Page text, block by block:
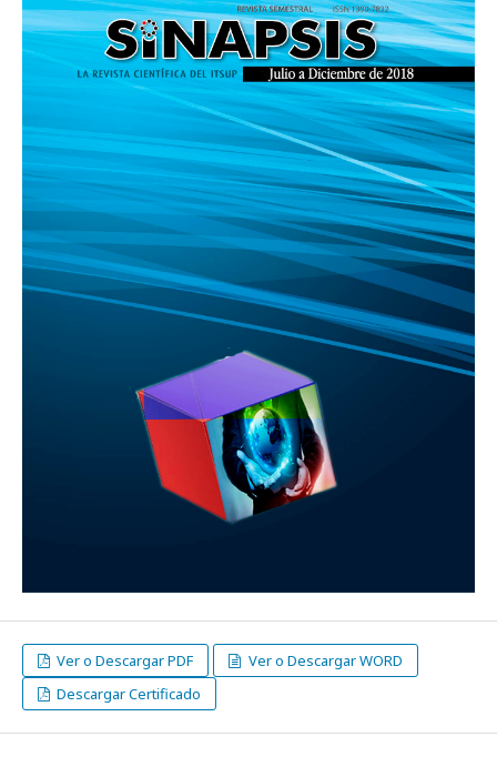
Ver o Descargar PDF
Ver o Descargar WORD
Descargar Certificado